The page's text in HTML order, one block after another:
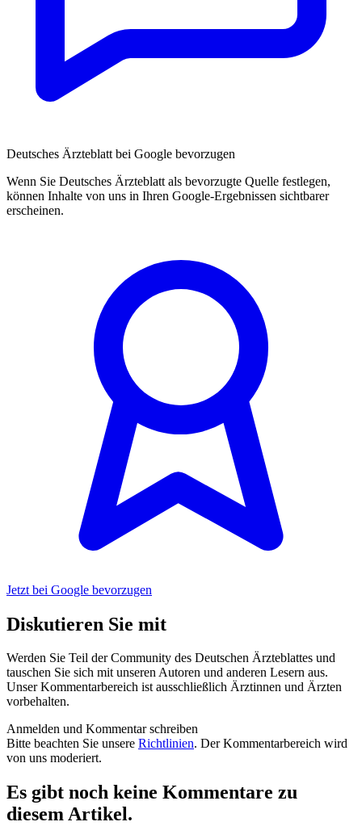
Deutsches Ärzteblatt bei Google bevorzugen
Wenn Sie Deutsches Ärzteblatt als bevorzugte Quelle festlegen,
können Inhalte von uns in Ihren Google-Ergebnissen sichtbarer
erscheinen.
Jetzt bei Google bevorzugen
Diskutieren Sie mit
Werden Sie Teil der Community des Deutschen Ärzteblattes und
tauschen Sie sich mit unseren Autoren und anderen Lesern aus.
Unser Kommentarbereich ist ausschließlich Ärztinnen und Ärzten
vorbehalten.
Anmelden und Kommentar schreiben
Bitte beachten Sie unsere Richtlinien. Der Kommentarbereich wird
von uns moderiert.
Es gibt noch keine Kommentare zu
diesem Artikel.